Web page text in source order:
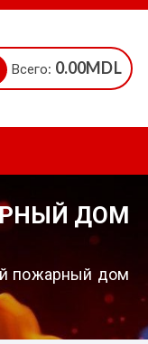
Всего: 0.00MDL
ДОМ
пожарный дом